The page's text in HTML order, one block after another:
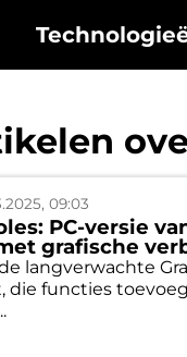
09:03
PC-versie
grafische
langverwachte
die functies